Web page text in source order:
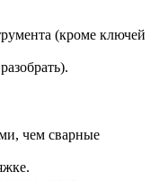
(кроме ключей
чем сварные